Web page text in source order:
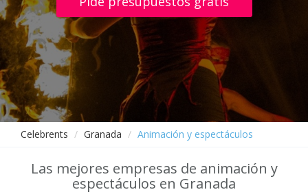
Celebrents Granada Animación y espectáculos
Las mejores empresas de animación y
espectáculos en Granada